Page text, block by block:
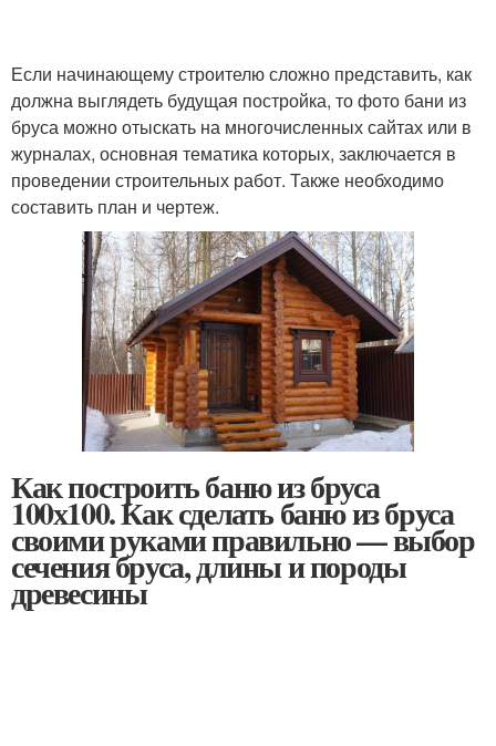
Если начинающему строителю сложно представить, как
должна выглядеть будущая постройка, то фото бани из
бруса можно отыскать на многочисленных сайтах или в
журналах, основная тематика которых, заключается в
проведении строительных работ. Также необходимо
составить план и чертеж.
Как построить баню из бруса
100х100. Как сделать баню из бруса
своими руками правильно — выбор
сечения бруса, длины и породы
древесины